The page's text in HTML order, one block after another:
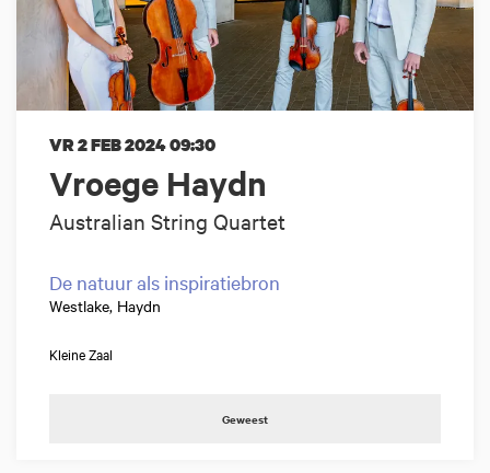
Vroege Haydn
Australian String Quartet
VR 2 FEB 202409:30
De natuur als inspiratiebron
Westlake, Haydn
Kleine Zaal
Geweest